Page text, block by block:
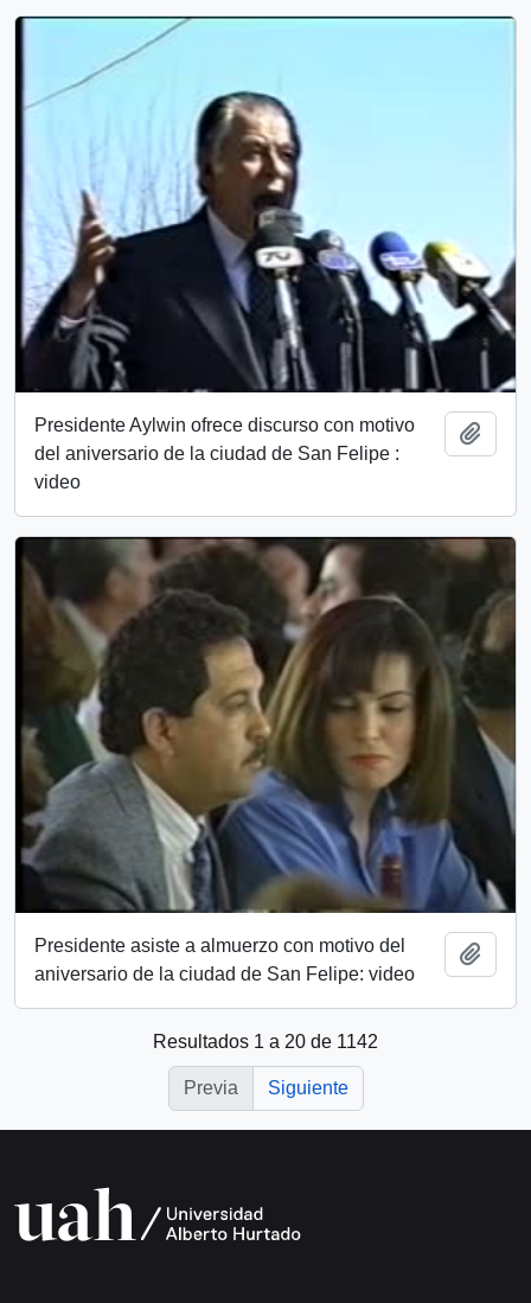
Presidente Aylwin ofrece discurso con motivo
del aniversario de la ciudad de San Felipe :
video
Presidente asiste a almuerzo con motivo del
aniversario de la ciudad de San Felipe: video
Resultados 1 a 20 de 1142
Previa Siguiente